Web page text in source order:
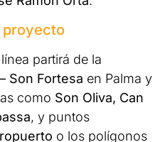
proyecto
partirá de la
Son Fortesa en Palma y
como Son Oliva, Can
, y puntos
o los polígonos